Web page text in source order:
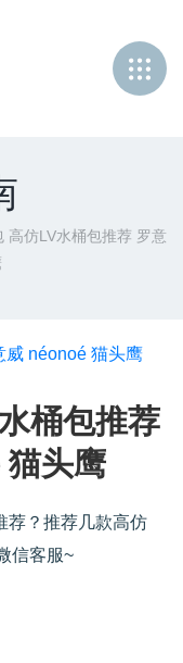
高仿LV水桶包推荐 罗意
桶包推荐
头鹰
荐？推荐几款高仿
信客服~